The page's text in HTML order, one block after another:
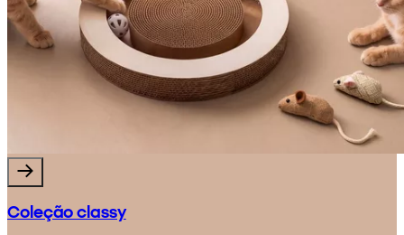
Coleção classy